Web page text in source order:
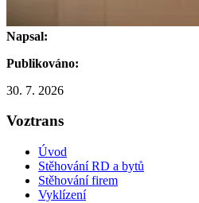
Napsal:
Publikováno:
30. 7. 2026
Voztrans
Úvod
Stěhování RD a bytů
Stěhování firem
Vyklízení